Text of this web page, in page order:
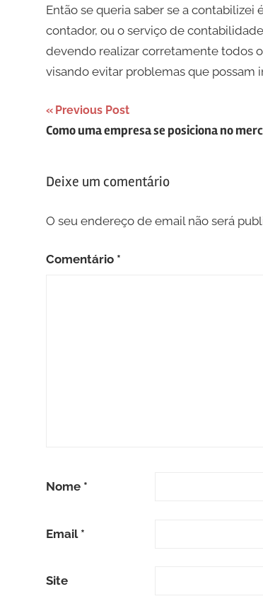
Então se queria saber se a
contador, ou o serviço de
devendo realizar corretamente todos
visando evitar problemas que
Navegação
de
Previous Post
Como uma empresa se posiciona no
Deixe um comentário
O seu endereço de email não será
Comentário *
Nome *
Email *
Site